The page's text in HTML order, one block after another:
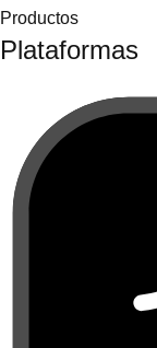
Productos
Plataformas